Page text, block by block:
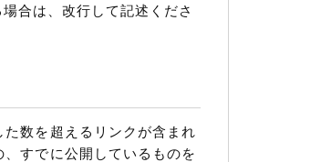
合は、改行して記述くださ
数を超えるリンクが含まれ
すでに公開しているものを